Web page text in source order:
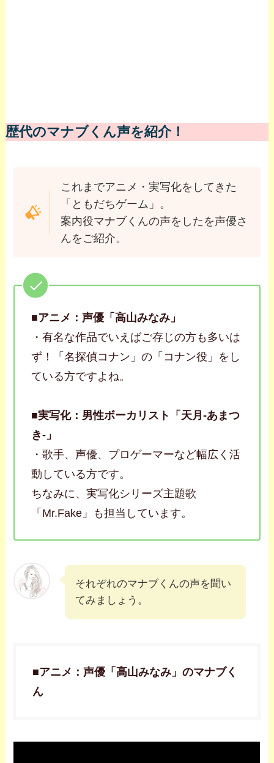
歴代のマナブくん声を紹介！
これまでアニメ・実写化をしてきた
「ともだちゲーム」。
案内役マナブくんの声をしたを声優さ
んをご紹介。
■アニメ：声優「高山みなみ」
・有名な作品でいえばご存じの方も多いは
ず！「名探偵コナン」の「コナン役」をし
ている方ですよね。
■実写化：男性ボーカリスト「天月-あまつ
き-」
・歌手、声優、プロゲーマーなど幅広く活
動している方です。
ちなみに、実写化シリーズ主題歌
「Mr.Fake」も担当しています。
それぞれのマナブくんの声を聞い
てみましょう。
■アニメ：声優「高山みなみ」のマナブく
ん